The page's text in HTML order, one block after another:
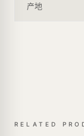
产地
RELATED